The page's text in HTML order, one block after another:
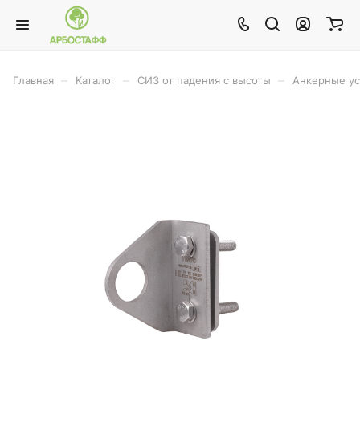
Главная Каталог СИЗ от падения с высоты Анкерные